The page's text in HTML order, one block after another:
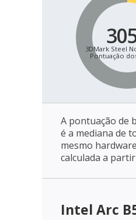
3DMark Steel
Pontuação
A pontuação de
é a mediana de
mesmo
calculada a
Intel Arc